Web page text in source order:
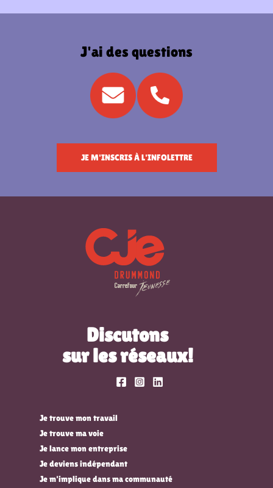
J'ai des questions
JE M'INSCRIS À L'INFOLETTRE
Discutons
sur les réseaux!
Je trouve mon travail
Je trouve ma voie
Je lance mon entreprise
Je deviens indépendant
Je m'implique dans ma communauté